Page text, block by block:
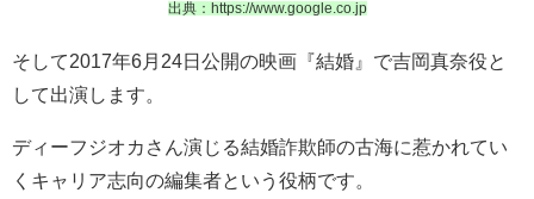
出典：https://www.google.co.jp
そして2017年6月24日公開の映画『結婚』で吉岡真奈役と
して出演します。
ディーフジオカさん演じる結婚詐欺師の古海に惹かれてい
くキャリア志向の編集者という役柄です。